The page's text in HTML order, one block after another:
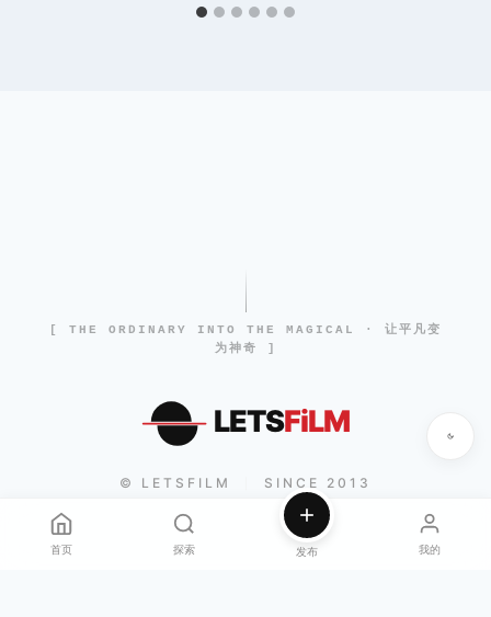
[ THE ORDINARY INTO THE MAGICAL · 让平凡变
为神奇 ]
LETSFiLM
© LETSFILM SINCE 2013
首页 探索 发布 我的